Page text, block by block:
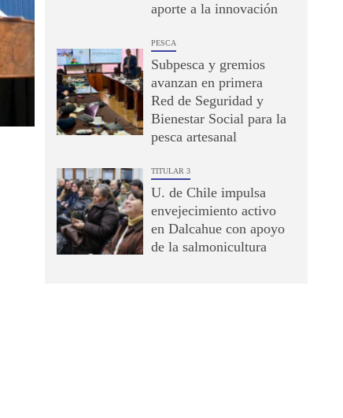
aporte a la innovación
PESCA
Subpesca y gremios
avanzan en primera
Red de Seguridad y
Bienestar Social para la
pesca artesanal
TITULAR 3
U. de Chile impulsa
envejecimiento activo
en Dalcahue con apoyo
de la salmonicultura